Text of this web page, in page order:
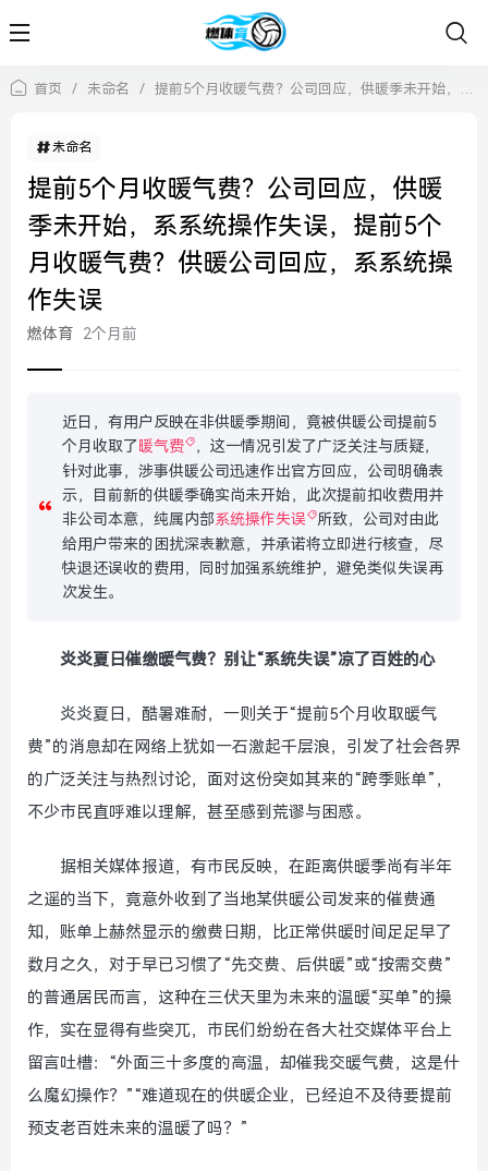
首页 / 未命名 / 提前5个月收暖气费？公司回应，供暖季未开始，系系统操作失误，提前5个月收暖气费？供暖公司回应，系系统操作失误
未命名
提前5个月收暖气费？公司回应，供暖
季未开始，系系统操作失误，提前5个
月收暖气费？供暖公司回应，系系统操
作失误
燃体育 2个月前
近日，有用户反映在非供暖季期间，竟被供暖公司提前5
个月收取了暖气费
，这一情况引发了广泛关注与质疑，
针对此事，涉事供暖公司迅速作出官方回应，公司明确表
示，目前新的供暖季确实尚未开始，此次提前扣收费用并
非公司本意，纯属内部系统操作失误
所致，公司对由此
给用户带来的困扰深表歉意，并承诺将立即进行核查，尽
快退还误收的费用，同时加强系统维护，避免类似失误再
次发生。
炎炎夏日催缴暖气费？别让“系统失误”凉了百姓的心
炎炎夏日，酷暑难耐，一则关于“提前5个月收取暖气
费”的消息却在网络上犹如一石激起千层浪，引发了社会各界
的广泛关注与热烈讨论，面对这份突如其来的“跨季账单”，
不少市民直呼难以理解，甚至感到荒谬与困惑。
据相关媒体报道，有市民反映，在距离供暖季尚有半年
之遥的当下，竟意外收到了当地某供暖公司发来的催费通
知，账单上赫然显示的缴费日期，比正常供暖时间足足早了
数月之久，对于早已习惯了“先交费、后供暖”或“按需交费”
的普通居民而言，这种在三伏天里为未来的温暖“买单”的操
作，实在显得有些突兀，市民们纷纷在各大社交媒体平台上
留言吐槽：“外面三十多度的高温，却催我交暖气费，这是什
么魔幻操作？”“难道现在的供暖企业，已经迫不及待要提前
预支老百姓未来的温暖了吗？”